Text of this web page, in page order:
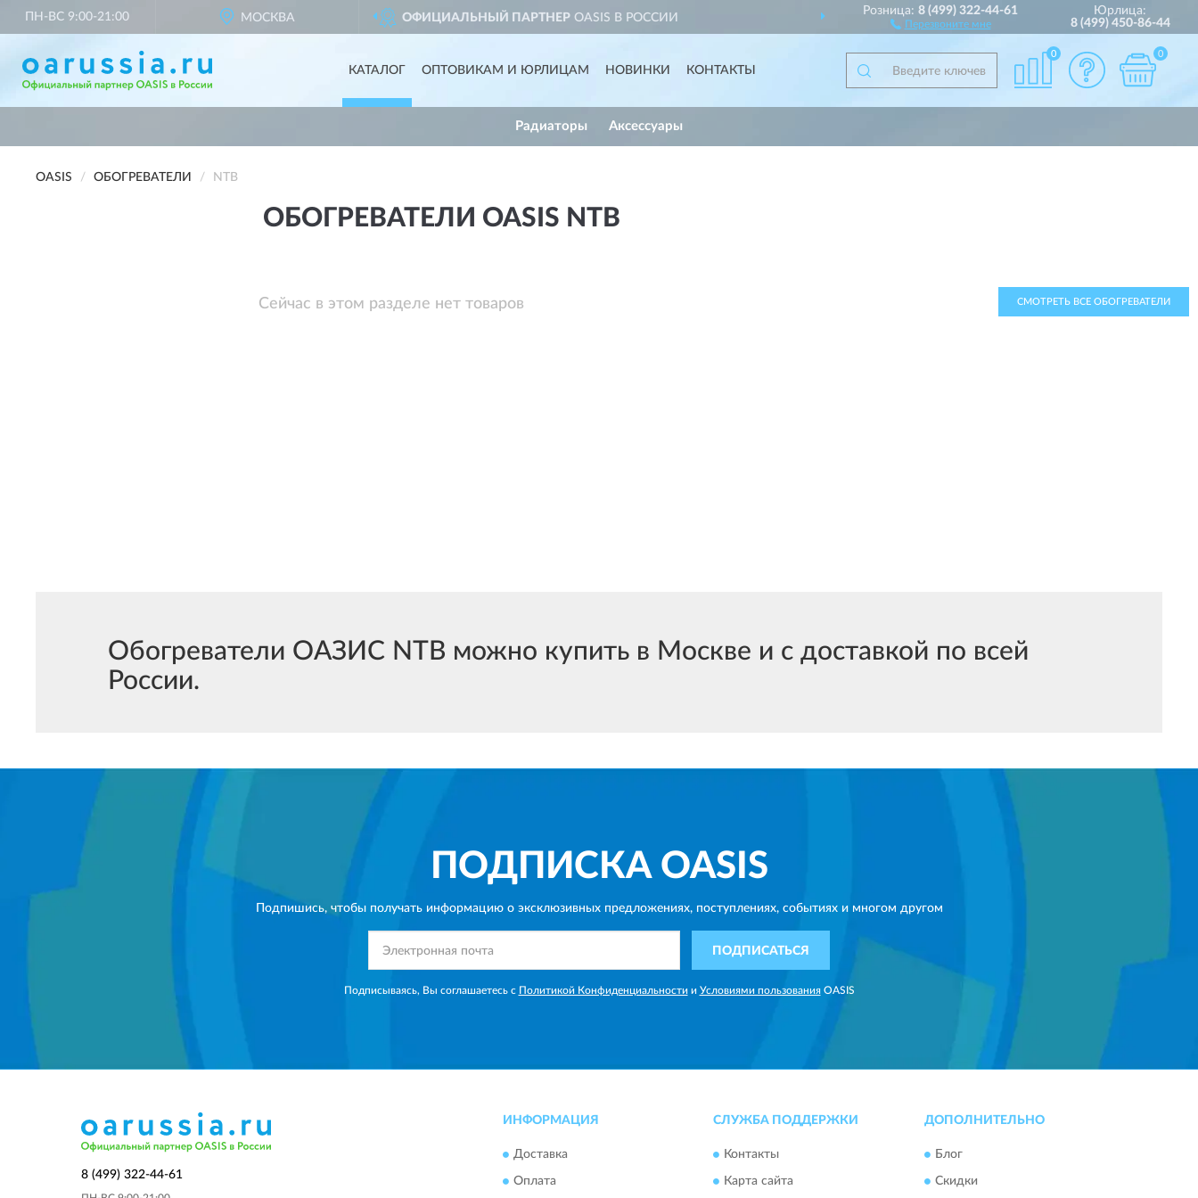
ПН-ВС 9:00-21:00 МОСКВАОФИЦИАЛЬНЫЙ ПАРТНЕРOASIS В РОССИИ ДОСТАВИМ ПО ВСЕЙ РОССИИ
Розница:8 (499) 322-44-61
Перезвоните мне
Юрлица:
8 (499) 450-86-44
КАТАЛОГ ОПТОВИКАМ И ЮРЛИЦАМ НОВИНКИ КОНТАКТЫ
0 0
Радиаторы Аксессуары
OASIS ОБОГРЕВАТЕЛИ NTB
ОБОГРЕВАТЕЛИ OASIS NTB
Сейчас в этом разделе нет товаров СМОТРЕТЬ ВСЕ ОБОГРЕВАТЕЛИ
Обогреватели ОАЗИС NTB можно купить в Москве и с доставкой по всей
России.
ПОДПИСКАOASIS
Подпишись, чтобы получать информацию о эксклюзивных предложениях,поступлениях, событиях и многом другом
ПОДПИСАТЬСЯ
Подписываясь, Вы соглашаетесь с Политикой Конфиденциальности и Условиями пользованияOASIS
8 (499) 322-44-61
ИНФОРМАЦИЯ
Доставка
Оплата
СЛУЖБА ПОДДЕРЖКИ
Контакты
Карта сайта
ДОПОЛНИТЕЛЬНО
Блог
Скидки